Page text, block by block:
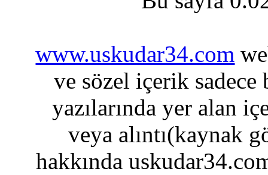
www.uskudar34.com
ve sözel içerik sadece
yazılarında yer alan
veya alıntı(kaynak
hakkında